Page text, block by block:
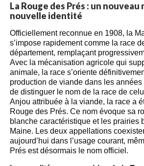
La Rouge des Prés : un nouveau
nouvelle identité
Officiellement reconnue en 1908, la
s’impose rapidement comme la race
département, remplaçant
Avec la mécanisation agricole qui
animale, la race s’oriente
production de viande dans les
de distinguer le nom de la race de
Anjou attribuée à la viande, la race a
Rouge des Prés. Ce nom évoque sa
blanche caractéristique et les prairies
Maine. Les deux appellations
aujourd’hui dans l’usage courant,
Prés est désormais le nom officiel.